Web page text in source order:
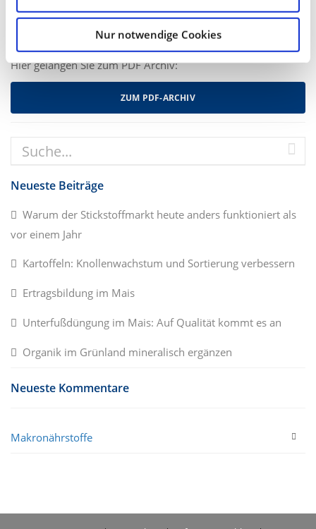
Nur notwendige Cookies
Hier gelangen Sie zum PDF Archiv:
ZUM PDF-ARCHIV
Neueste Beiträge
Warum der Stickstoffmarkt heute anders funktioniert als
vor einem Jahr
Kartoffeln: Knollenwachstum und Sortierung verbessern
Ertragsbildung im Mais
Unterfußdüngung im Mais: Auf Qualität kommt es an
Organik im Grünland mineralisch ergänzen
Neueste Kommentare
Makronährstoffe